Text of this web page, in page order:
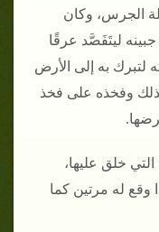
الجرس، وكان
ليتَفَصَّد عرقًا
لتبرك به إلى الأرض
كذلك وفخذه على فخذ
خلق عليها،
وقع له مرتين كما